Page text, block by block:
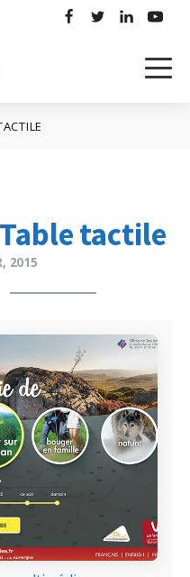
tactile
2015